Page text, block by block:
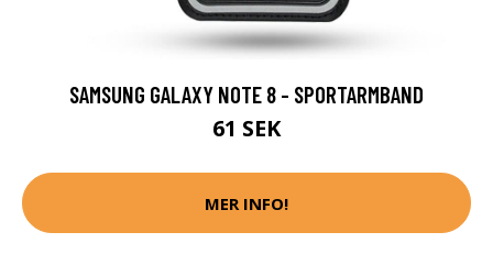
SAMSUNG GALAXY NOTE 8 - SPORTARMBAND
61 SEK
MER INFO!